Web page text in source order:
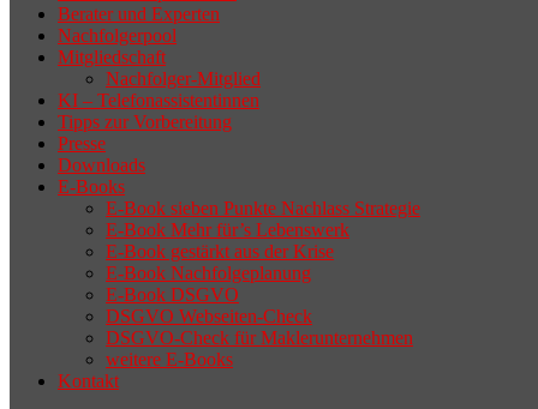
Berater und Experten
Nachfolgerpool
Mitgliedschaft
Nachfolger-Mitglied
KI – Telefonassistentinnen
Tipps zur Vorbereitung
Presse
Downloads
E-Books
E-Book sieben Punkte Nachlass Strategie
E-Book Mehr für’s Lebenswerk
E-Book gestärkt aus der Krise
E-Book Nachfolgeplanung
E-Book DSGVO
DSGVO Webseiten-Check
DSGVO-Check für Maklerunternehmen
weitere E-Books
Kontakt